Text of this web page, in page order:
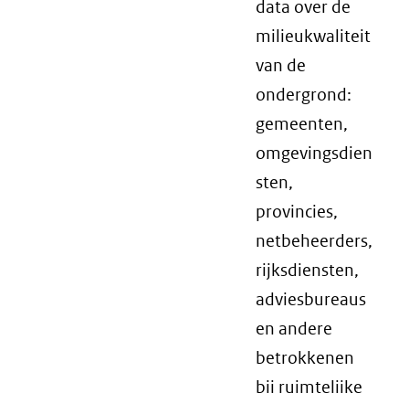
data over de
milieukwaliteit
van de
ondergrond:
gemeenten,
omgevingsdien
sten,
provincies,
netbeheerders,
rijksdiensten,
adviesbureaus
en andere
betrokkenen
bij ruimtelijke